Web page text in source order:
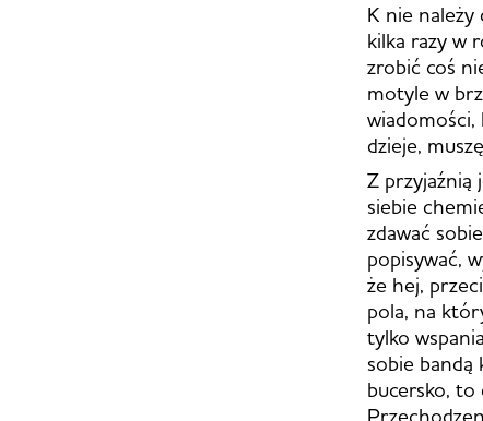
K nie należy
kilka razy w
zrobić coś
motyle w
wiadomości,
dzieje,
Z przyjaźnią
siebie
zdawać
popisywać,
że hej,
pola, na
tylko
sobie
bucersko, to